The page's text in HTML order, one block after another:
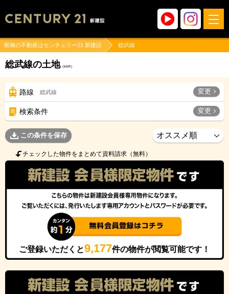
船橋の不動産はセンチュリー21 新建設 総武線
総武線の土地 (343件)
路線 総武線 変更
検索条件 変更
この条件を保存
チェックした物件をまとめて資料請求（無料）
ご登録いただくと9,177件の物件が閲覧可能です！